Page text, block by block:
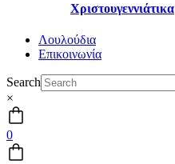
Χριστουγεννιάτικα
Λουλούδια
Επικοινωνία
Search
×
0